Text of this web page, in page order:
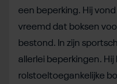
een beperking. Hij
vreemd dat boksen
bestond. In zijn
allerlei beperkingen.
rolstoeltoegankelijke